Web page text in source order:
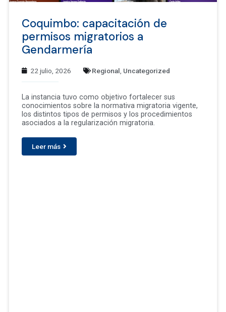
Coquimbo: capacitación de
permisos migratorios a
Gendarmería
22 julio, 2026 Regional Uncategorized
La instancia tuvo como objetivo fortalecer sus
conocimientos sobre la normativa migratoria vigente,
los distintos tipos de permisos y los procedimientos
asociados a la regularización migratoria.
Leer más